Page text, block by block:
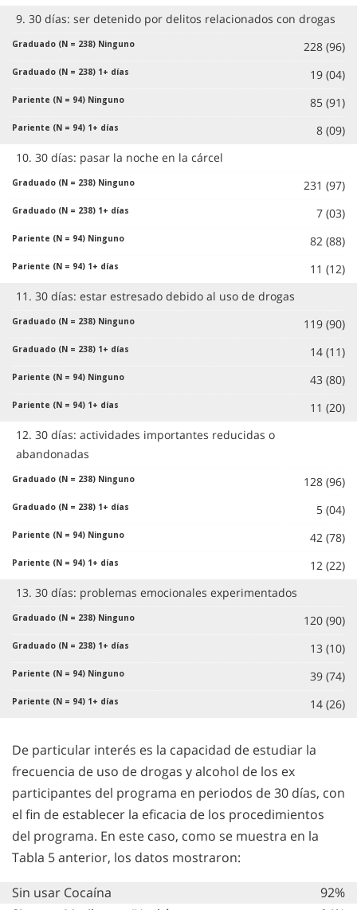
9. 30 días: ser detenido por delitos relacionados con drogas
228 (96)
19 (04)
85 (91)
8 (09)
10. 30 días: pasar la noche en la cárcel
231 (97)
7 (03)
82 (88)
11 (12)
11. 30 días: estar estresado debido al uso de drogas
119 (90)
14 (11)
43 (80)
11 (20)
12. 30 días: actividades importantes reducidas o
abandonadas
128 (96)
5 (04)
42 (78)
12 (22)
13. 30 días: problemas emocionales experimentados
120 (90)
13 (10)
39 (74)
14 (26)
De particular interés es la capacidad de estudiar la
frecuencia de uso de drogas y alcohol de los ex
participantes del programa en periodos de 30 días, con
el fin de establecer la eficacia de los procedimientos
del programa. En este caso, como se muestra en la
Tabla 5 anterior, los datos mostraron:
Sin usar Cocaína
92%